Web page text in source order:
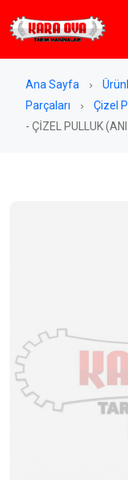
Ana Sayfa
Parçaları
Çizel
- ÇİZEL PULLUK